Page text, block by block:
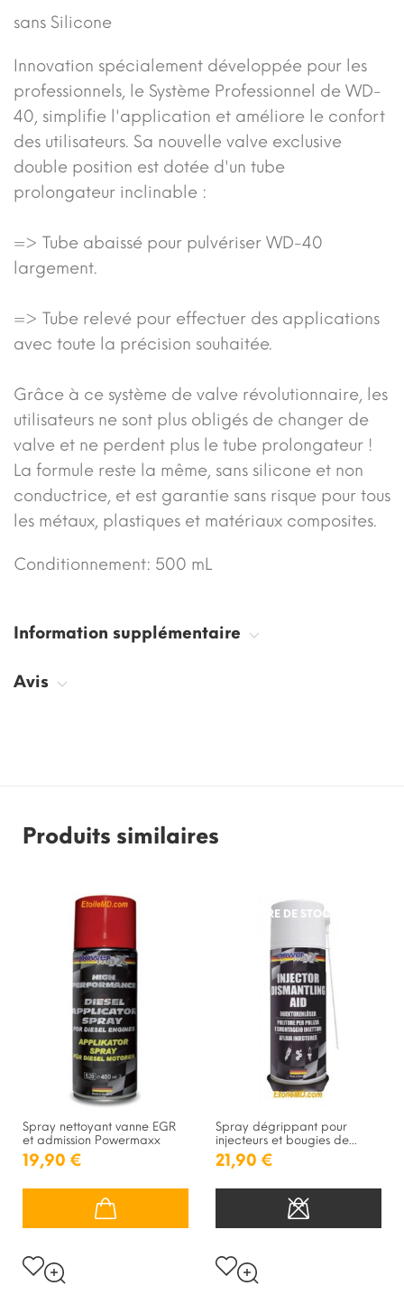
sans Silicone
Innovation spécialement développée pour les
professionnels, le Système Professionnel de WD-
40, simplifie l'application et améliore le confort
des utilisateurs. Sa nouvelle valve exclusive
double position est dotée d'un tube
prolongateur inclinable :
=> Tube abaissé pour pulvériser WD-40
largement.
=> Tube relevé pour effectuer des applications
avec toute la précision souhaitée.
Grâce à ce système de valve révolutionnaire, les
utilisateurs ne sont plus obligés de changer de
valve et ne perdent plus le tube prolongateur !
La formule reste la même, sans silicone et non
conductrice, et est garantie sans risque pour tous
les métaux, plastiques et matériaux composites.
Conditionnement: 500 mL
Information supplémentaire
Avis
Produits similaires
Spray nettoyant vanne EGR
et admission Powermaxx
19,90 €
RUPTURE DE STOCK
Spray dégrippant pour
injecteurs et bougies de...
21,90 €